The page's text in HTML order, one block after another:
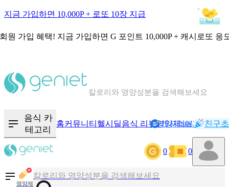
지금 가입하면 10,000P + 로또 10장 지급
원 가입 혜택! 지금 가입하면 G 포인트 10,000P + 캐시로또 응
혈당 · 다이어트 음식 검색해보세요
음식 카
테고리
홈커뮤니티 헬시딜음식 리뷰영양제NEW기록
캐시리뷰 친구
0 0
영양제
칼로리와 영양성분을 검색해보세요
혈당 · 다이어트 음식 검색해보세요